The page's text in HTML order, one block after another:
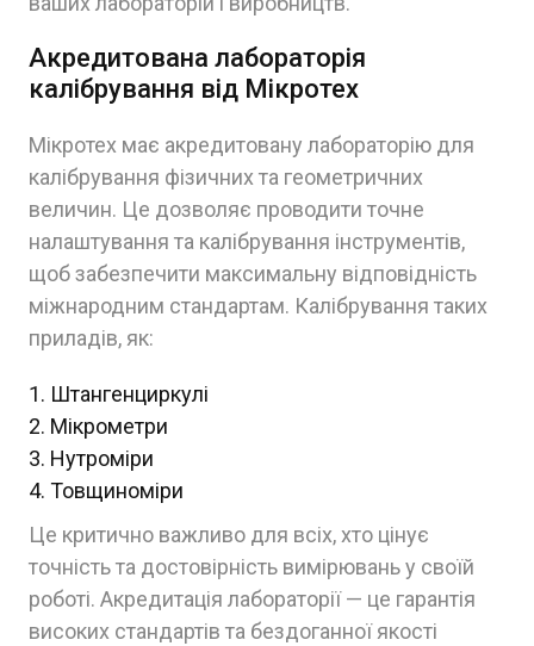
Акредитована лабораторія
калібрування від Мікротех
Мікротех має акредитовану лабораторію для
калібрування фізичних та геометричних
величин. Це дозволяє проводити точне
налаштування та калібрування інструментів,
щоб забезпечити максимальну відповідність
міжнародним стандартам. Калібрування таких
приладів, як:
Штангенциркулі
Мікрометри
Нутроміри
Товщиноміри
Це критично важливо для всіх, хто цінує
точність та достовірність вимірювань у своїй
роботі. Акредитація лабораторії — це гарантія
високих стандартів та бездоганної якості